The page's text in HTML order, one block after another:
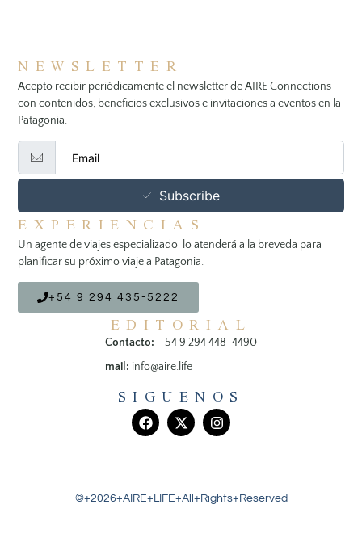
NEWSLETTER
Acepto recibir periódicamente el newsletter de AIRE Connections
con contenidos, beneficios exclusivos e invitaciones a eventos en la
Patagonia.
Subscribe
EXPERIENCIAS
Un agente de viajes especializado lo atenderá a la breveda para
planificar su próximo viaje a Patagonia.
+54 9 294 435-5222
EDITORIAL
Contacto: +54 9 294 448-4490
mail: info@aire.life
SIGUENOS
©+2026+AIRE+LIFE+All+Rights+Reserved